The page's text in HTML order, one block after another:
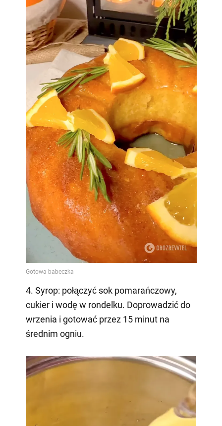
4. Syrop: połączyć sok pomarańczowy,
cukier i wodę w rondelku. Doprowadzić do
wrzenia i gotować przez 15 minut na
średnim ogniu.